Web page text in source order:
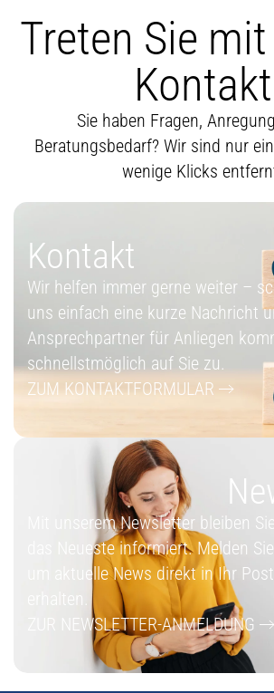
Treten Sie
Kontakt
Sie haben Fragen,
Beratungsbedarf? Wir sind nur
wenige Klicks
Kontakt
Wir helfen immer gerne weiter –
uns einfach eine kurze Nachricht
Ansprechpartner für Anliegen
schnellstmöglich auf Sie zu.
ZUM KONTAKTFORMULAR
Mit unserem Newsletter bleiben
das Neueste informiert. Melden
um aktuelle News direkt in Ihr
erhalten.
ZUR NEWSLETTER-ANMELDUNG